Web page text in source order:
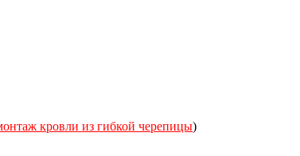
кровли из гибкой черепицы)